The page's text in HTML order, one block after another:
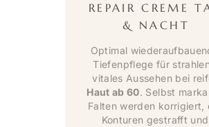
REPAIR CREME
& NACHT
Optimal
Tiefenpflege für
vitales Aussehen bei
Haut ab 60. Selbst
Falten werden korrigiert,
Konturen gestrafft und